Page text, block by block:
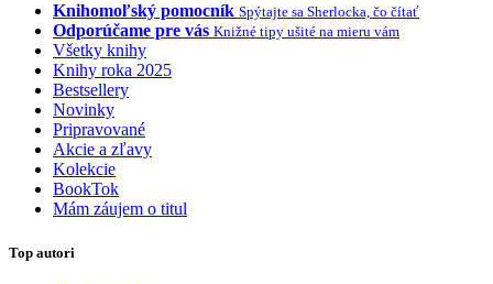
Knihomoľský pomocník Spýtajte sa Sherlocka, čo čítať
Odporúčame pre vás Knižné tipy ušité na mieru vám
Všetky knihy
Knihy roka 2025
Bestsellery
Novinky
Pripravované
Akcie a zľavy
Kolekcie
BookTok
Mám záujem o titul
Top autori